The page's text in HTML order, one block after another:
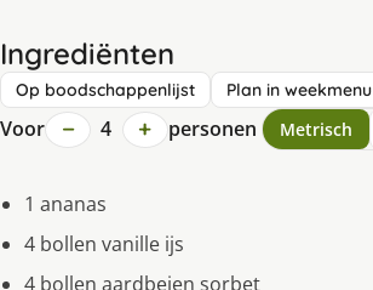
Ingrediënten
Op boodschappenlijst Plan in weekmenu
Voor − 4 + personen Metrisch
1 ananas
4 bollen vanille ijs
4 bollen aardbeien sorbet